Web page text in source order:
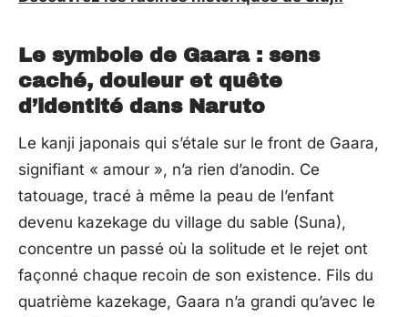
Le symbole de Gaara : sens
caché, douleur et quête
d’identité dans Naruto
Le kanji japonais qui s’étale sur le front de Gaara,
signifiant « amour », n’a rien d’anodin. Ce
tatouage, tracé à même la peau de l’enfant
devenu kazekage du village du sable (Suna),
concentre un passé où la solitude et le rejet ont
façonné chaque recoin de son existence. Fils du
quatrième kazekage, Gaara n’a grandi qu’avec le